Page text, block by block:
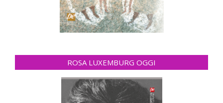
ROSA LUXEMBURG OGGI